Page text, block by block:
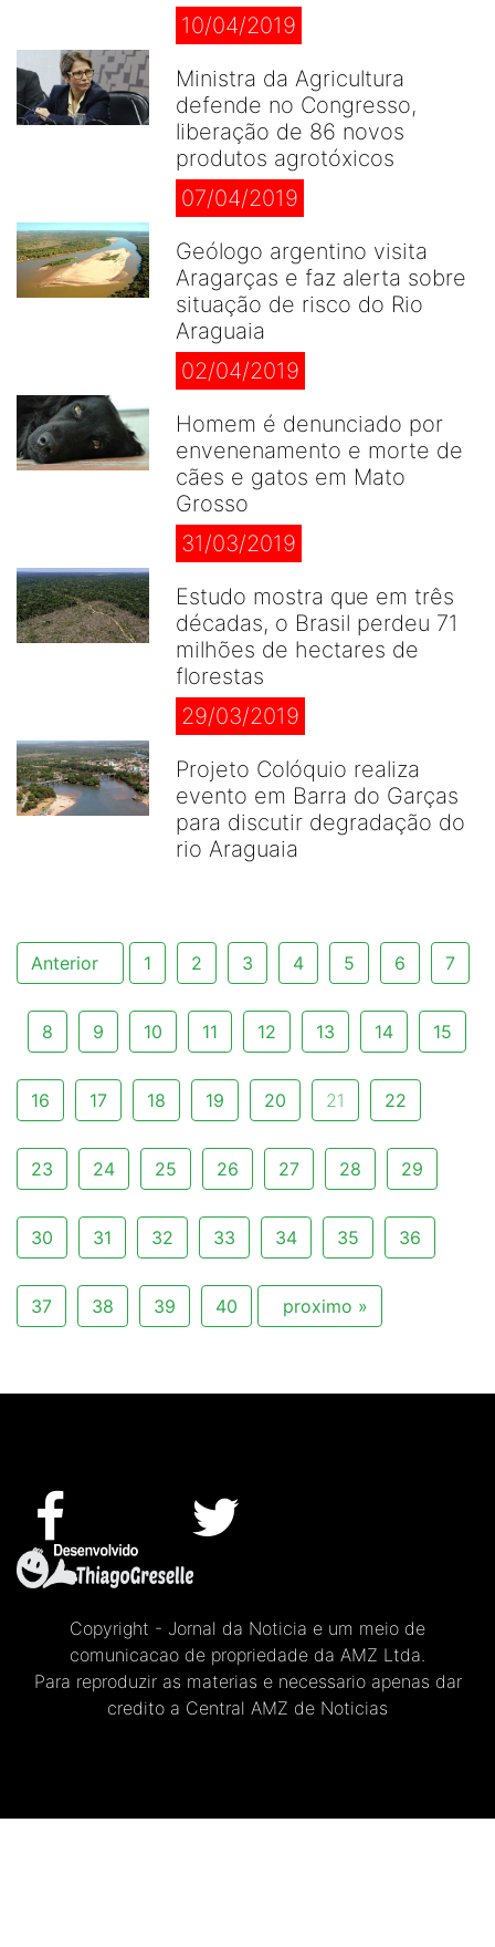
10/04/2019
Ministra da Agricultura
defende no Congresso,
liberação de 86 novos
produtos agrotóxicos
07/04/2019
Geólogo argentino visita
Aragarças e faz alerta sobre
situação de risco do Rio
Araguaia
02/04/2019
Homem é denunciado por
envenenamento e morte de
cães e gatos em Mato
Grosso
31/03/2019
Estudo mostra que em três
décadas, o Brasil perdeu 71
milhões de hectares de
florestas
29/03/2019
Projeto Colóquio realiza
evento em Barra do Garças
para discutir degradação do
rio Araguaia
Anterior 1 2 3 4 5 6 7
8 9 10 11 12 13 14 15
16 17 18 19 20 21 22
23 24 25 26 27 28 29
30 31 32 33 34 35 36
37 38 39 40 proximo »
Copyright - Jornal da Noticia e um meio de
comunicacao de propriedade da AMZ Ltda.
Para reproduzir as materias e necessario apenas dar
credito a Central AMZ de Noticias